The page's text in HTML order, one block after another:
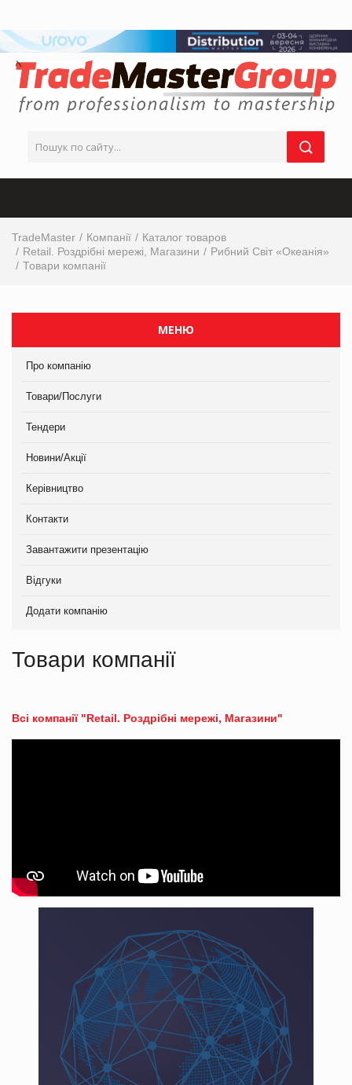
TradeMaster Компанії
Каталог товаров
Retail. Роздрібні мережі, Магазини
Рибний Світ «Океанія»
Товари компанії
МЕНЮ
Про компанію
Товари/Послуги
Тендери
Новини/Акції
Керівництво
Контакти
Завантажити презентацію
Відгуки
Додати компанію
Товари компанії
Всі компанії "Retail. Роздрібні мережі, Магазини"